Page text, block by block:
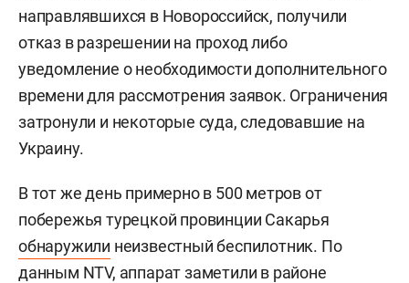
направлявшихся в Новороссийск, получили
отказ в разрешении на проход либо
уведомление о необходимости дополнительного
времени для рассмотрения заявок. Ограничения
затронули и некоторые суда, следовавшие на
Украину.
В тот же день примерно в 500 метров от
побережья турецкой провинции Сакарья
обнаружили неизвестный беспилотник. По
данным NTV, аппарат заметили в районе